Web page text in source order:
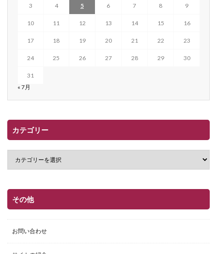
3 4 5 6 7 8 9
10 11 12 13 14 15 16
17 18 19 20 21 22 23
24 25 26 27 28 29 30
31
« 7月
カテゴリー
その他
お問い合わせ